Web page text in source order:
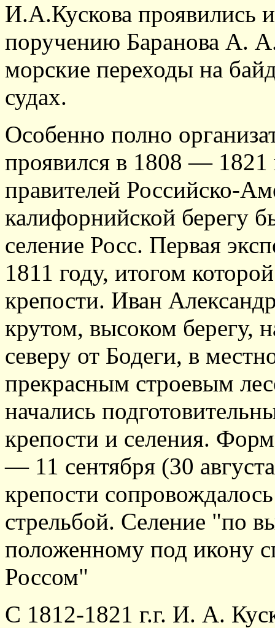
И.А.Кускова проявились
поручению Баранова А.
морские переходы на
судах.
Особенно полно
проявился в 1808 — 1821
правителей Российско-
калифорнийской берегу
селение Росс. Первая
1811 году, итогом
крепости. Иван
крутом, высоком берегу,
северу от Бодеги, в
прекрасным строевым
начались
крепости и селения.
— 11 сентября (30
крепости
стрельбой. Селение "по
положенному под икону
Россом"
С 1812-1821 г.г. И. А.